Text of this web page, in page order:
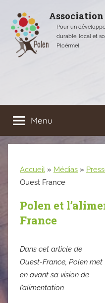
contenu
Pour un
durable, local et
Ploërmel
Menu
Accueil » Médias »
Ouest France
Polen et
France
Dans cet article de
Ouest-France, Polen met
en avant sa vision de
l’alimentation